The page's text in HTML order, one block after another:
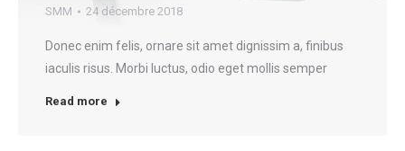
SMM 24 décembre 2018
Donec enim felis, ornare sit amet dignissim a, finibus
iaculis risus. Morbi luctus, odio eget mollis semper
Read more